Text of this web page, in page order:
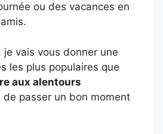
ou des vacances en
je vais vous donner une
les plus populaires que
aux alentours
de passer un bon moment